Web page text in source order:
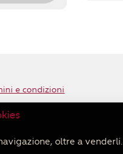
e condizioni
oltre a venderli.